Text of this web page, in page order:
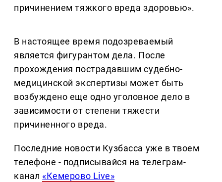
причинением тяжкого вреда здоровью».
В настоящее время подозреваемый
является фигурантом дела. После
прохождения пострадавшим судебно-
медицинской экспертизы может быть
возбуждено еще одно уголовное дело в
зависимости от степени тяжести
причиненного вреда.
Последние новости Кузбасса уже в твоем
телефоне - подписывайся на телеграм-
канал «Кемерово Live»